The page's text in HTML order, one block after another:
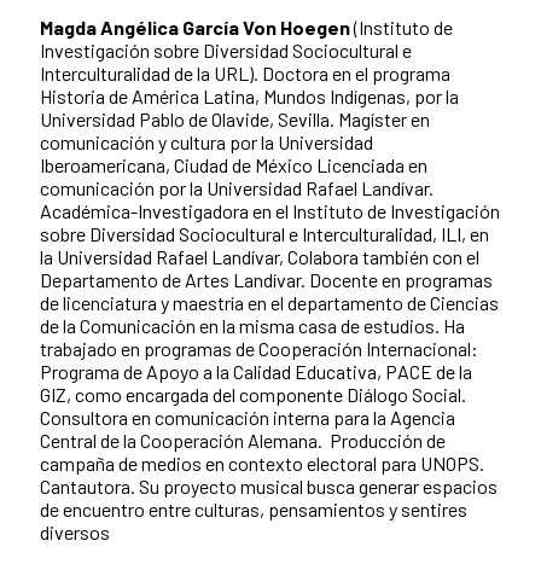
Magda Angélica García Von Hoegen(Instituto de
Investigación sobre Diversidad Sociocultural e
Interculturalidad de la URL). Doctora en el programa
Historia de América Latina, Mundos Indígenas, por la
Universidad Pablo de Olavide, Sevilla. Magíster en
comunicación y cultura por la Universidad
Iberoamericana, Ciudad de México Licenciada en
comunicación por la Universidad Rafael Landívar.
Académica-Investigadora en el Instituto de Investigación
sobre Diversidad Sociocultural e Interculturalidad, ILI, en
la Universidad Rafael Landívar, Colabora también con el
Departamento de Artes Landívar. Docente en programas
de licenciatura y maestría en el departamento de Ciencias
de la Comunicación en la misma casa de estudios. Ha
trabajado en programas de Cooperación Internacional:
Programa de Apoyo a la Calidad Educativa, PACE de la
GIZ, como encargada del componente Diálogo Social.
Consultora en comunicación interna para la Agencia
Central de la Cooperación Alemana. Producción de
campaña de medios en contexto electoral para UNOPS.
Cantautora. Su proyecto musical busca generar espacios
de encuentro entre culturas, pensamientos y sentires
diversos